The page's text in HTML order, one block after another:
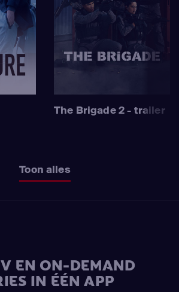
The Brigade 2 - trailer
Toon alles
EN ON-DEMAND
IN ÉÉN APP